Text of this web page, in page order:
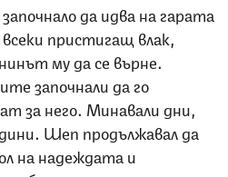
да идва на гарата
пристигащ влак,
му да се върне.
започнали да го
за него. Минавали дни,
Шеп продължавал да
на надеждата и